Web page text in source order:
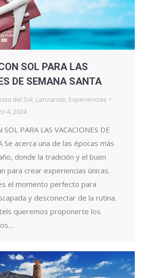
SOL PARA LAS
DE SEMANA SANTA
del Sol Lanzarote Experiencias
4, 2024
SOL PARA LAS VACACIONES DE
Se acerca una de las épocas más
donde la tradición y el buen
para crear experiencias únicas.
el momento perfecto para
y desconectar de la rutina.
queremos proponerte los